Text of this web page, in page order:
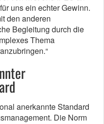
uns ein echter Gewinn.
den anderen
Begleitung durch die
Thema
anerkannte Standard
Die Norm